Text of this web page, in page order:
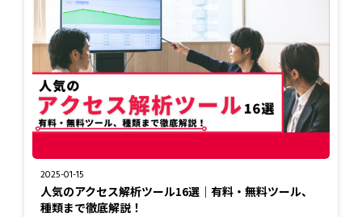
2025-01-15
人気のアクセス解析ツール16選｜有料・無料ツール、
種類まで徹底解説！